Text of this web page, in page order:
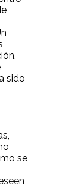
sido
se